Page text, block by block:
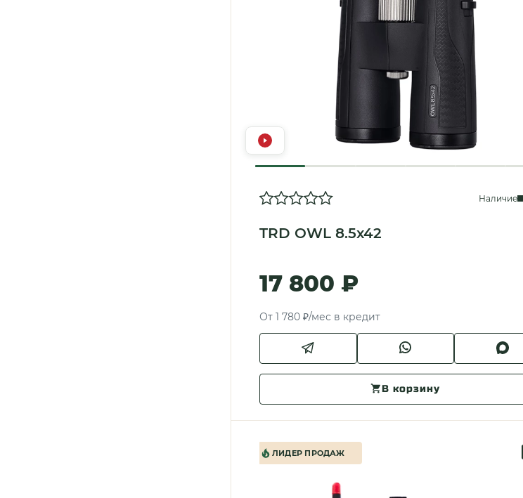
Наличие
TRD OWL 8.5x42
17 800 ₽
От 1 780 ₽/мес в кредит
В корзину
ЛИДЕР ПРОДАЖ